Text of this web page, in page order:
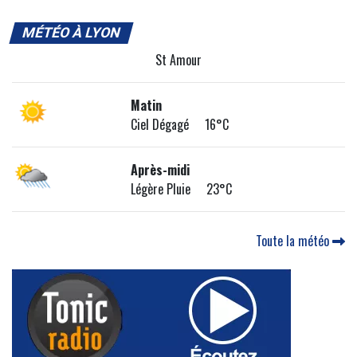
MÉTÉO À LYON
St Amour
Matin
Ciel Dégagé 16°C
Après-midi
Légère Pluie 23°C
Toute la météo